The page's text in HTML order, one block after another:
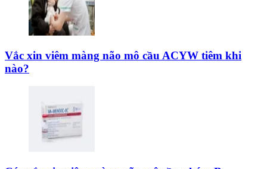
Vắc xin viêm màng não mô cầu ACYW tiêm khi
nào?